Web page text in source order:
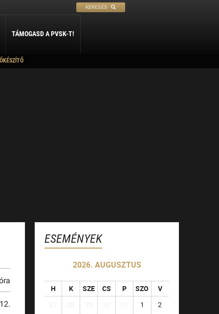
KERESÉS
PETANQUE
TÁMOGASD A PVSK-T!
ESEMÉNYEK
2026. AUGUSZTUS
H K SZE CS P SZO V
1 2